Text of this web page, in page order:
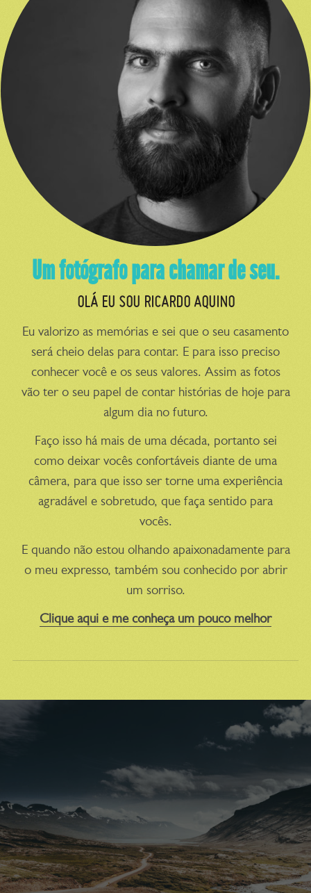
Um fotógrafo para chamar de seu.
OLÁ EU SOU RICARDO AQUINO
Eu valorizo as memórias e sei que o seu casamento
será cheio delas para contar. E para isso preciso
conhecer você e os seus valores. Assim as fotos
vão ter o seu papel de contar histórias de hoje para
algum dia no futuro.
Faço isso há mais de uma década, portanto sei
como deixar vocês confortáveis diante de uma
câmera, para que isso ser torne uma experiência
agradável e sobretudo, que faça sentido para
vocês.
E quando não estou olhando apaixonadamente para
o meu expresso, também sou conhecido por abrir
um sorriso.
Clique aqui e me conheça um pouco melhor